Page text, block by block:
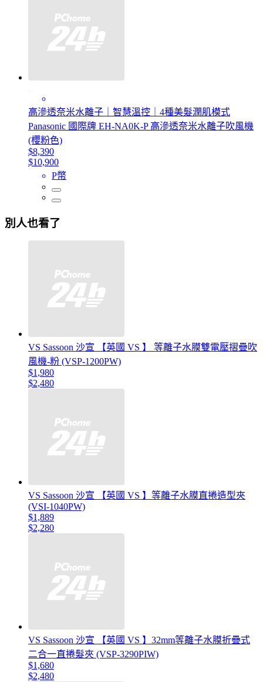
高滲透奈米水離子｜智慧溫控｜4種美髮潤肌模式
Panasonic 國際牌 EH-NA0K-P 高滲透奈米水離子吹風機
(櫻粉色)
$8,390
$10,900
P幣
別人也看了
VS Sassoon 沙宣 【英國 VS 】 等離子水膜雙電壓摺疊吹
風機-粉 (VSP-1200PW)
$1,980
$2,480
VS Sassoon 沙宣 【英國 VS 】等離子水膜直捲造型夾
(VSI-1040PW)
$1,889
$2,280
VS Sassoon 沙宣 【英國 VS 】32mm等離子水膜折疊式
二合一直捲髮夾 (VSP-3290PIW)
$1,680
$2,480